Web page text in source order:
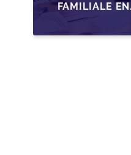
FAMILIALE EN
WALLONIE :
NOUVELLES